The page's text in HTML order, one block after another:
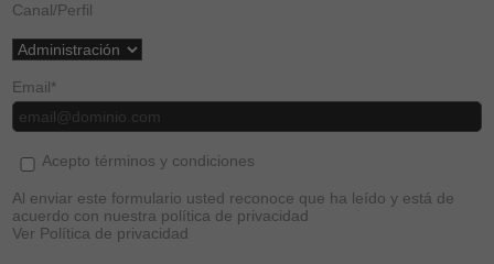
Canal/Perfil
Email*
Acepto términos y condiciones
Al enviar este formulario usted reconoce que ha leído y está de
acuerdo con nuestra política de privacidad
Ver Política de privacidad